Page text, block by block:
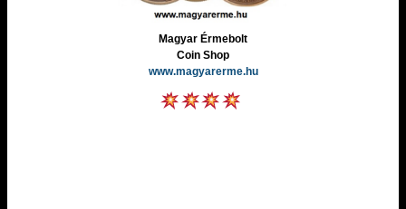
Magyar Érmebolt
Coin Shop
www.magyarerme.hu